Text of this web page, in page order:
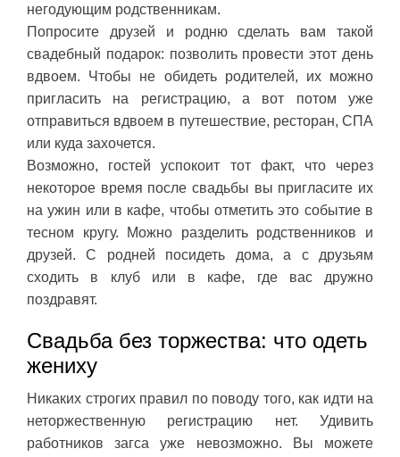
негодующим родственникам.
Попросите друзей и родню сделать вам такой
свадебный подарок: позволить провести этот день
вдвоем. Чтобы не обидеть родителей, их можно
пригласить на регистрацию, а вот потом уже
отправиться вдвоем в путешествие, ресторан, СПА
или куда захочется.
Возможно, гостей успокоит тот факт, что через
некоторое время после свадьбы вы пригласите их
на ужин или в кафе, чтобы отметить это событие в
тесном кругу. Можно разделить родственников и
друзей. С родней посидеть дома, а с друзьям
сходить в клуб или в кафе, где вас дружно
поздравят.
Свадьба без торжества: что одеть
жениху
Никаких строгих правил по поводу того, как идти на
неторжественную регистрацию нет. Удивить
работников загса уже невозможно. Вы можете